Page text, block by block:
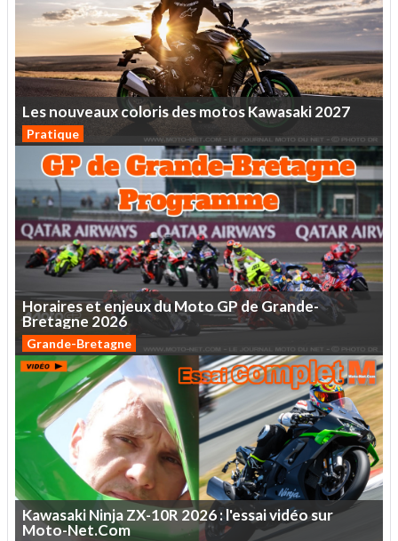
LesnouveauxcolorisdesmotosKawasaki2027
Pratique
HorairesetenjeuxduMotoGPdeGrande-
Bretagne 2026
Grande-Bretagne
KawasakiNinjaZX-10R2026:l'essaividéosur
Moto-Net.Com